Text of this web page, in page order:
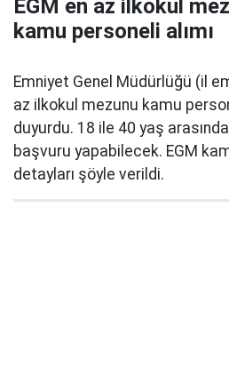
EGM en az ilkokul
kamu personeli alımı
Emniyet Genel Müdürlüğü (il
az ilkokul mezunu kamu
duyurdu. 18 ile 40 yaş
başvuru yapabilecek. EGM
detayları şöyle verildi.